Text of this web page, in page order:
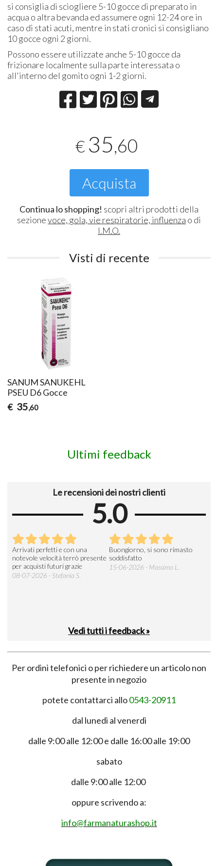
si consiglia di sciogliere 5-10 gocce di preparato in
acqua o altra bevanda ed assumere ogni 12-24 ore in
caso di stati acuti, mentre in stati cronici si consigliano
10 gocce ogni 2 giorni.
Possono essere utilizzate anche 5-10 gocce da
frizionare localmente sulla parte interessata o
all'interno del gomito ogni 1-2 giorni.
€ 35,60
Acquista
Continua lo shopping! scopri altri prodotti della
sezionevoce, gola, vie respiratorie, influenza o di
I.M.O.
Visti di recente
SANUM SANUKEHL
PSEU D6 Gocce
€ 35,60
Ultimi feedback
Le recensioni dei nostri clienti
5.0
Arrivati perfetti e con una
notevole velocità terrò presente
per acquisti futuri grazie
08-07-2026 - Stefania S.
Buongiorno, si sono rimasto
soddisfatto
15-06-2026 - Massimo L.
Vedi tutti i feedback »
Per ordini telefonici o per richiedere un articolo non
presente in negozio
potete contattarci allo0543-20911
dal lunedì al venerdì
dalle 9:00 alle 12:00 e dalle 16:00 alle 19:00
sabato
dalle 9:00 alle 12:00
oppure scrivendo a:
info@farmanaturashop.it